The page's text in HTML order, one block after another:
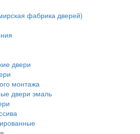
фабрика дверей)
двери
монтажа
двери эмаль